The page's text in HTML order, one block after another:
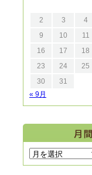
2
3 4
9
10 11
16
17 18
23
24 25
30
31
« 9月